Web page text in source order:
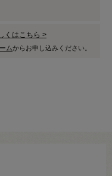
くはこちら >
ムからお申し込みください。